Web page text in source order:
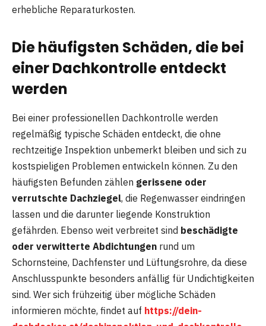
erhebliche Reparaturkosten.
Die häufigsten Schäden, die bei
einer Dachkontrolle entdeckt
werden
Bei einer professionellen Dachkontrolle werden
regelmäßig typische Schäden entdeckt, die ohne
rechtzeitige Inspektion unbemerkt bleiben und sich zu
kostspieligen Problemen entwickeln können. Zu den
häufigsten Befunden zählen gerissene oder
verrutschte Dachziegel, die Regenwasser eindringen
lassen und die darunter liegende Konstruktion
gefährden. Ebenso weit verbreitet sind beschädigte
oder verwitterte Abdichtungen rund um
Schornsteine, Dachfenster und Lüftungsrohre, da diese
Anschlusspunkte besonders anfällig für Undichtigkeiten
sind. Wer sich frühzeitig über mögliche Schäden
informieren möchte, findet auf https://dein-